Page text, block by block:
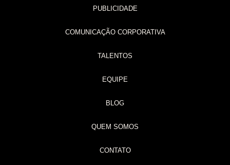
PUBLICIDADE
COMUNICAÇÃO CORPORATIVA
TALENTOS
EQUIPE
BLOG
QUEM SOMOS
CONTATO